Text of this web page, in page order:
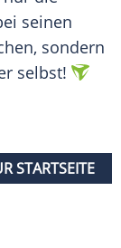
seinen
sondern
selbst!
STARTSEITE